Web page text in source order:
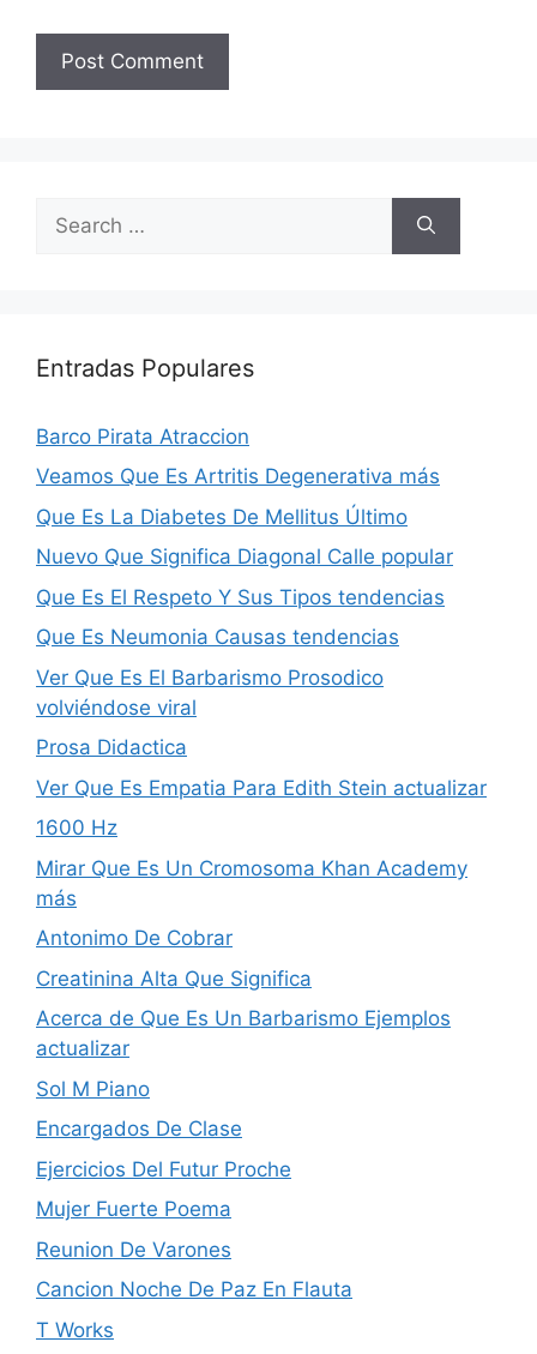
for:
Entradas Populares
Barco Pirata Atraccion
Veamos Que Es Artritis Degenerativa más
Que Es La Diabetes De Mellitus Último
Nuevo Que Significa Diagonal Calle popular
Que Es El Respeto Y Sus Tipos tendencias
Que Es Neumonia Causas tendencias
Ver Que Es El Barbarismo Prosodico
volviéndose viral
Prosa Didactica
Ver Que Es Empatia Para Edith Stein actualizar
1600 Hz
Mirar Que Es Un Cromosoma Khan Academy
más
Antonimo De Cobrar
Creatinina Alta Que Significa
Acerca de Que Es Un Barbarismo Ejemplos
actualizar
Sol M Piano
Encargados De Clase
Ejercicios Del Futur Proche
Mujer Fuerte Poema
Reunion De Varones
Cancion Noche De Paz En Flauta
T Works